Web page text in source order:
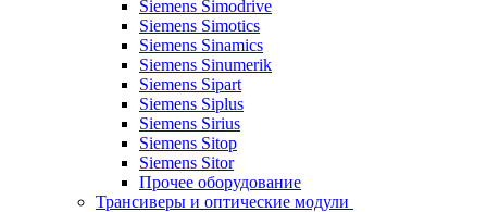
Siemens Simodrive
Siemens Simotics
Siemens Sinamics
Siemens Sinumerik
Siemens Sipart
Siemens Siplus
Siemens Sirius
Siemens Sitop
Siemens Sitor
Прочее оборудование
Трансиверы и оптические модули